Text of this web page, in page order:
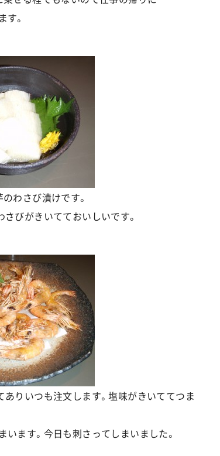
。
わさび漬けです。
びがきいてておいしいです。
りいつも注文します。塩味がきいててつま
ます。今日も刺さってしまいました。